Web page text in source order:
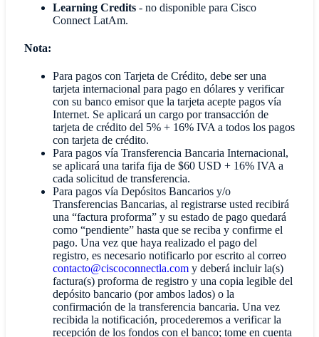
Learning Credits- no disponible para Cisco
Connect LatAm.
Nota:
Para pagos con Tarjeta de Crédito, debe ser una
tarjeta internacional para pago en dólares y verificar
con su banco emisor que la tarjeta acepte pagos vía
Internet. Se aplicará un cargo por transacción de
tarjeta de crédito del 5% + 16% IVA a todos los pagos
con tarjeta de crédito.
Para pagos vía Transferencia Bancaria Internacional,
se aplicará una tarifa fija de $60 USD + 16% IVA a
cada solicitud de transferencia.
Para pagos vía Depósitos Bancarios y/o
Transferencias Bancarias, al registrarse usted recibirá
una “factura proforma” y su estado de pago quedará
como “pendiente” hasta que se reciba y confirme el
pago. Una vez que haya realizado el pago del
registro, es necesario notificarlo por escrito al correo
contacto@ciscoconnectla.comy deberá incluir la(s)
factura(s) proforma de registro y una copia legible del
depósito bancario (por ambos lados) o la
confirmación de la transferencia bancaria. Una vez
recibida la notificación, procederemos a verificar la
recepción de los fondos con el banco; tome en cuenta